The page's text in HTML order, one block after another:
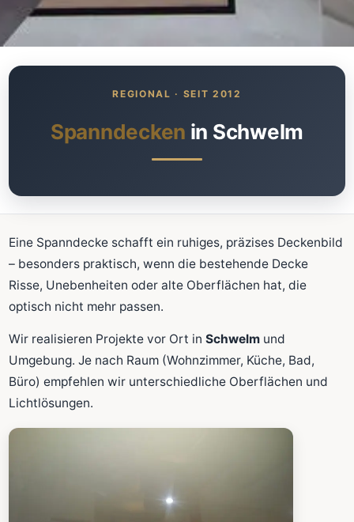
Was kostet meine neue
Spanndecke?
Schnellrechner
FLÄCHE (M²)
Zum Rechner
Fläche wird in den großen Rechner übernommen.
Spanndecken in Schwelm
Eine Spanndecke schafft ein ruhiges, präzises Deckenbild
– besonders praktisch, wenn die bestehende Decke
Risse, Unebenheiten oder alte Oberflächen hat, die
optisch nicht mehr passen.
Wir realisieren Projekte vor Ort inSchwelm und
Umgebung. Je nach Raum (Wohnzimmer, Küche, Bad,
Büro) empfehlen wir unterschiedliche Oberflächen und
Lichtlösungen.